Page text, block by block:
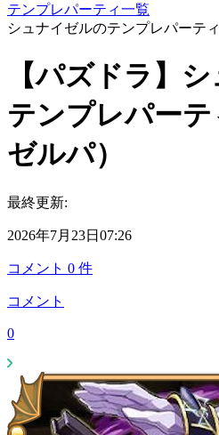
テンプレパーティ一覧
シュナイゼルのテンプレパーテ
【パズドラ】
テンプレパー
ゼルパ）
最終更新:
2026年7月23日07:26
コメント 0 件
コメント
0